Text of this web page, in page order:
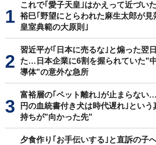
これで｢愛子天皇｣はかえって近づい
裕巳｢野望にとらわれた麻生太郎が見
皇室典範の大原則｣
習近平が｢日本に売るな｣と煽った翌
た…日本企業に6割を握られていた"
導体"の意外な急所
富裕層の｢ペット離れ｣が止まらない
円の血統書付き犬は時代遅れ｣という
持ちが"向かった先"
夕食作り｢お手伝いする｣と直訴の子